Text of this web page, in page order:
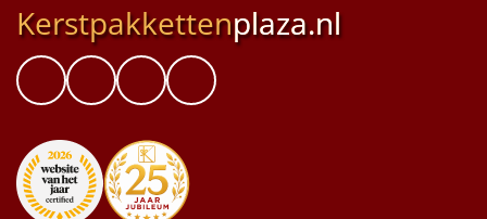
Kerstpakkettenplaza.nl